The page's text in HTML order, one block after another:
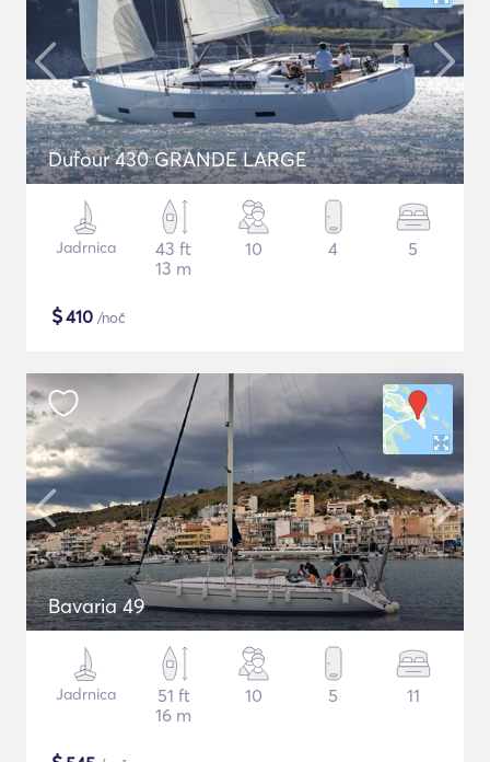
Dufour 430 GRANDE LARGE
Jadrnica
43 ft
13 m
10 4 5
$410 /noč
Bavaria 49
Jadrnica
51 ft
16 m
10 5 11